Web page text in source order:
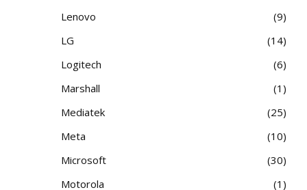
Lenovo
9
LG
14
Logitech
6
Marshall
1
Mediatek
25
Meta
10
Microsoft
30
Motorola
1